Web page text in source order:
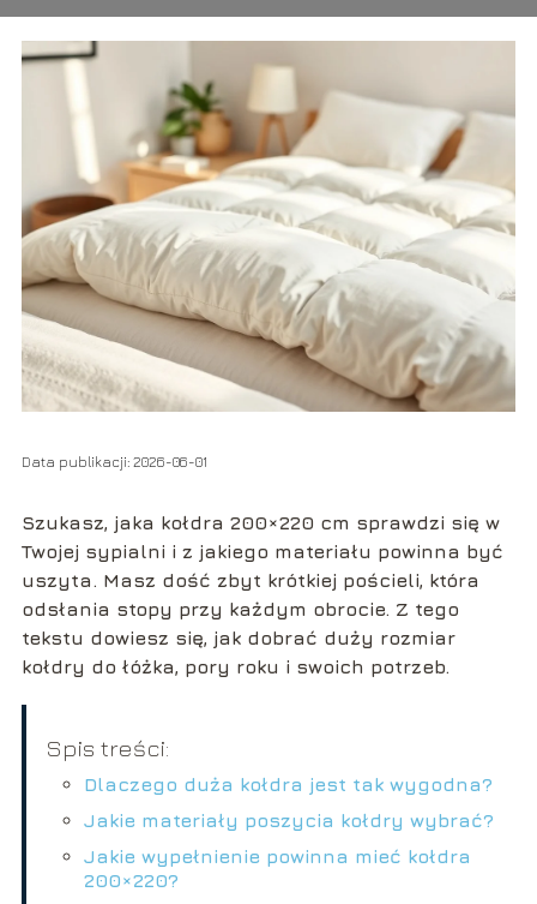
Data publikacji: 2026-06-01
Szukasz, jaka kołdra 200×220 cm sprawdzi się w
Twojej sypialni i z jakiego materiału powinna być
uszyta. Masz dość zbyt krótkiej pościeli, która
odsłania stopy przy każdym obrocie. Z tego
tekstu dowiesz się, jak dobrać duży rozmiar
kołdry do łóżka, pory roku i swoich potrzeb.
Spis treści:
Dlaczego duża kołdra jest tak wygodna?
Jakie materiały poszycia kołdry wybrać?
Jakie wypełnienie powinna mieć kołdra
200×220?